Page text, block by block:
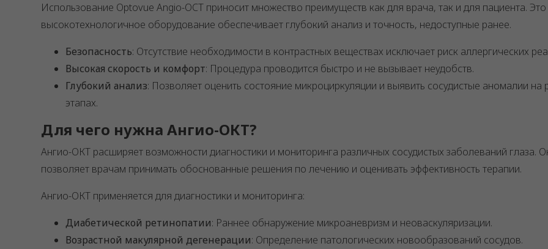
Использование Optovue Angio-OCT приносит множество преимуществ как для врача, так и для пациента. Это
высокотехнологичное оборудование обеспечивает глубокий анализ и точность, недоступные ранее.
Безопасность: Отсутствие необходимости в контрастных веществах исключает риск аллергических
Высокая скорость и комфорт: Процедура проводится быстро и не вызывает неудобств.
Глубокий анализ: Позволяет оценить состояние микроциркуляции и выявить сосудистые аномалии на
этапах.
Для чего нужна Ангио-ОКТ?
Ангио-ОКТ расширяет возможности диагностики и мониторинга различных сосудистых заболеваний глаза.
позволяет врачам принимать обоснованные решения по лечению и оценивать эффективность терапии.
Ангио-ОКТ применяется для диагностики и мониторинга:
Диабетической ретинопатии: Раннее обнаружение микроаневризм и неоваскуляризации.
Возрастной макулярной дегенерации: Определение патологических новообразований сосудов.